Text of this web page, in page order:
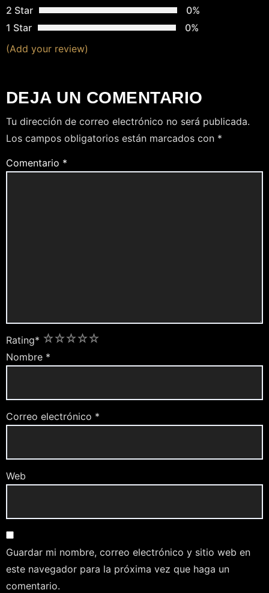
2 Star
0%
1 Star
0%
(Add your review)
DEJA UN COMENTARIO
Tu dirección de correo electrónico no será publicada.
Los campos obligatorios están marcados con *
Comentario *
Rating* 5
4
3
2
1
Nombre *
Correo electrónico *
Web
Guardar mi nombre, correo electrónico y sitio web en
este navegador para la próxima vez que haga un
comentario.